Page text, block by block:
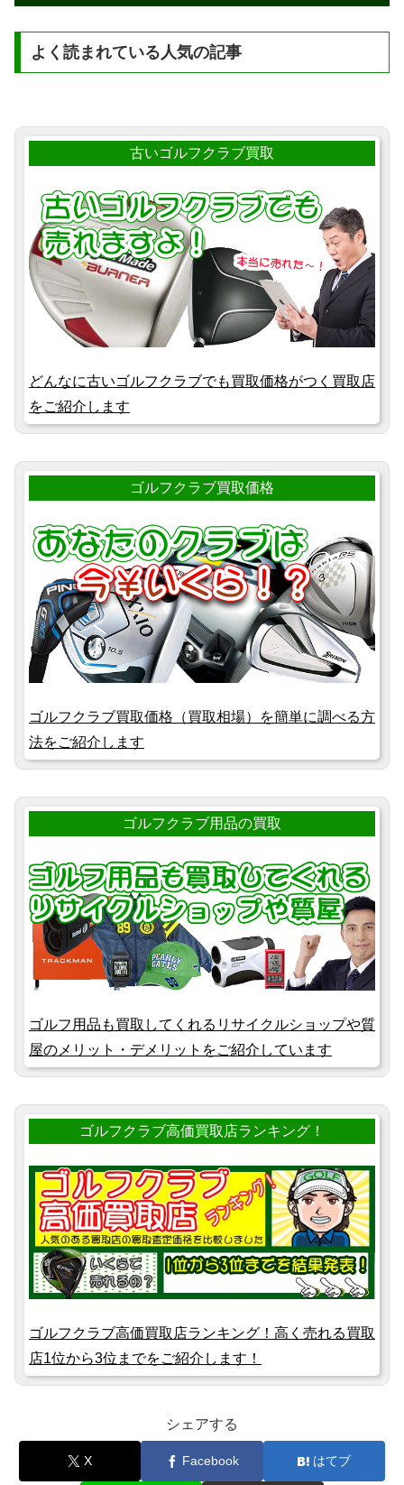
よく読まれている人気の記事
古いゴルフクラブ買取
どんなに古いゴルフクラブでも買取価格がつく買取店
をご紹介します
ゴルフクラブ買取価格
ゴルフクラブ買取価格（買取相場）を簡単に調べる方
法をご紹介します
ゴルフクラブ用品の買取
ゴルフ用品も買取してくれるリサイクルショップや質
屋のメリット・デメリットをご紹介しています
ゴルフクラブ高価買取店ランキング！
ゴルフクラブ高価買取店ランキング！高く売れる買取
店1位から3位までをご紹介します！
シェアする
X Facebook はてブ